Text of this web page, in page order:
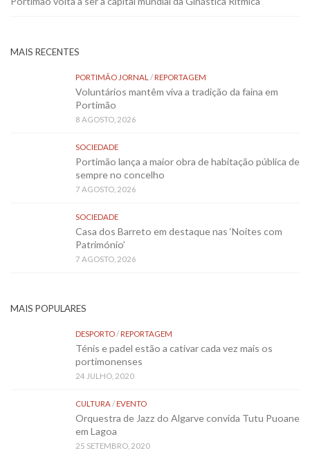
MAIS RECENTES
PORTIMÃO JORNAL /REPORTAGEM
Voluntários mantêm viva a tradição da faina em
Portimão
8 AGOSTO, 2026
SOCIEDADE
Portimão lança a maior obra de habitação pública de
sempre no concelho
7 AGOSTO, 2026
SOCIEDADE
Casa dos Barreto em destaque nas ‘Noites com
Património’
7 AGOSTO, 2026
MAIS POPULARES
DESPORTO/REPORTAGEM
Ténis e padel estão a cativar cada vez mais os
portimonenses
24 JULHO, 2020
CULTURA/EVENTO
Orquestra de Jazz do Algarve convida Tutu Puoane
em Lagoa
25 SETEMBRO, 2020